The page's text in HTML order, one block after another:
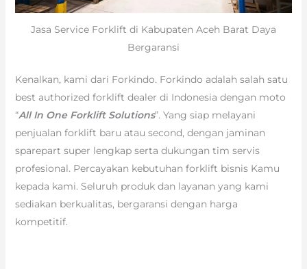
Jasa Service Forklift di Kabupaten Aceh Barat Daya
Bergaransi
Kenalkan, kami dari Forkindo. Forkindo adalah salah satu
best authorized forklift dealer di Indonesia dengan moto
“All In One Forklift Solutions”. Yang siap melayani
penjualan forklift baru atau second, dengan jaminan
sparepart super lengkap serta dukungan tim servis
profesional. Percayakan kebutuhan forklift bisnis Kamu
kepada kami. Seluruh produk dan layanan yang kami
sediakan berkualitas, bergaransi dengan harga
kompetitif.